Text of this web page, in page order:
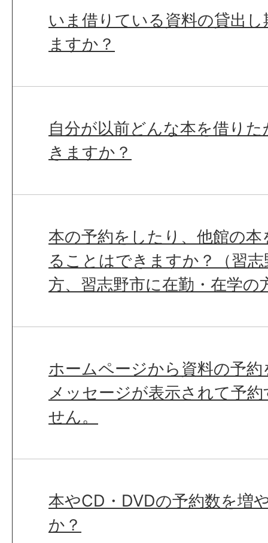
いま借りている資料の貸出
ますか？
自分が以前どんな本を借り
きますか？
本の予約をしたり、他館の
ることはできますか？（習
方、習志野市に在勤・在学の
ホームページから資料の予
メッセージが表示されて予
せん。
本やCD・DVDの予約数を増
か？